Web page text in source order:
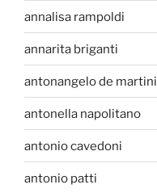
annalisa rampoldi
annarita briganti
antonangelo de martini
antonella napolitano
antonio cavedoni
antonio patti